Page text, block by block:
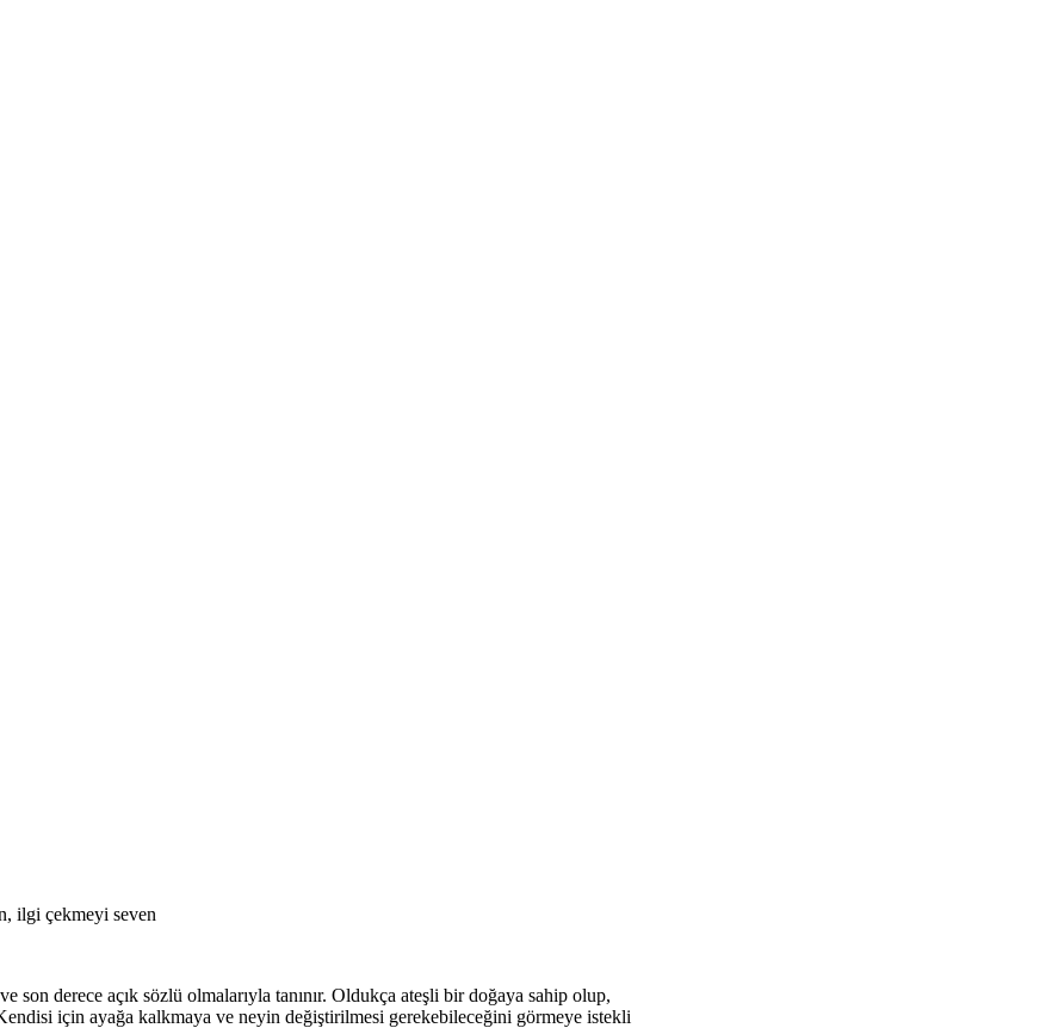
ilgi çekmeyi seven
son derece açık sözlü olmalarıyla tanınır. Oldukça ateşli bir doğaya sahip olup,
için ayağa kalkmaya ve neyin değiştirilmesi gerekebileceğini görmeye istekli